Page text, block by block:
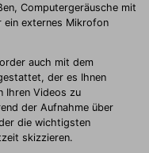
Computergeräusche mit
ein externes Mikrofon
auch mit dem
der es Ihnen
Ihren Videos zu
der Aufnahme über
die wichtigsten
skizzieren.